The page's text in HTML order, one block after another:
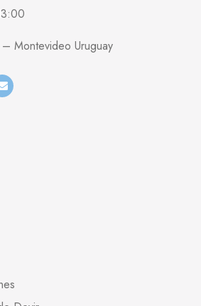
Montevideo Uruguay